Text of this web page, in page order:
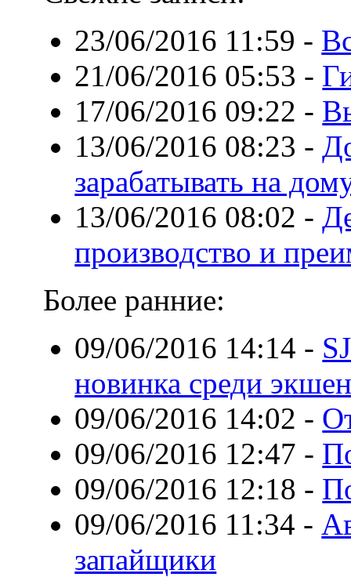
23/06/2016 11:59 -
21/06/2016 05:53 -
17/06/2016 09:22 -
13/06/2016 08:23 -
зарабатывать на
13/06/2016 08:02 -
производство и
Более ранние:
09/06/2016 14:14 -
новинка среди
09/06/2016 14:02 -
09/06/2016 12:47 -
09/06/2016 12:18 -
09/06/2016 11:34 -
запайщики